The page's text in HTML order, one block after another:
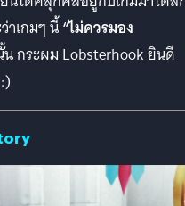
าเกมๆ นี้“ไม่ควรมอง
น กระผม Lobsterhook ยินดี